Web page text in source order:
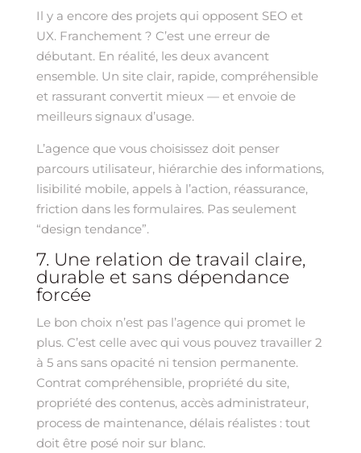
Il y a encore des projets qui opposent SEO et
UX. Franchement ? C’est une erreur de
débutant. En réalité, les deux avancent
ensemble. Un site clair, rapide, compréhensible
et rassurant convertit mieux — et envoie de
meilleurs signaux d’usage.
L’agence que vous choisissez doit penser
parcours utilisateur, hiérarchie des informations,
lisibilité mobile, appels à l’action, réassurance,
friction dans les formulaires. Pas seulement
“design tendance”.
7. Une relation de travail claire,
durable et sans dépendance
forcée
Le bon choix n’est pas l’agence qui promet le
plus. C’est celle avec qui vous pouvez travailler 2
à 5 ans sans opacité ni tension permanente.
Contrat compréhensible, propriété du site,
propriété des contenus, accès administrateur,
process de maintenance, délais réalistes : tout
doit être posé noir sur blanc.